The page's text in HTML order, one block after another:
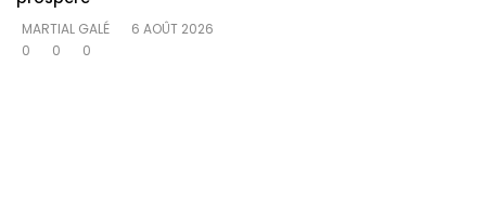
MARTIAL GALÉ
6 AOÛT 2026
0
0 0